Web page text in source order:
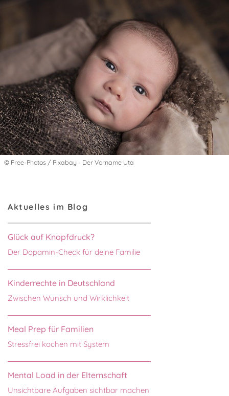
© Free-Photos / Pixabay - Der Vorname Uta
Aktuelles im Blog
Glück auf Knopfdruck?
Der Dopamin-Check für deine Familie
Kinderrechte in Deutschland
Zwischen Wunsch und Wirklichkeit
Meal Prep für Familien
Stressfrei kochen mit System
Mental Load in der Elternschaft
Unsichtbare Aufgaben sichtbar machen